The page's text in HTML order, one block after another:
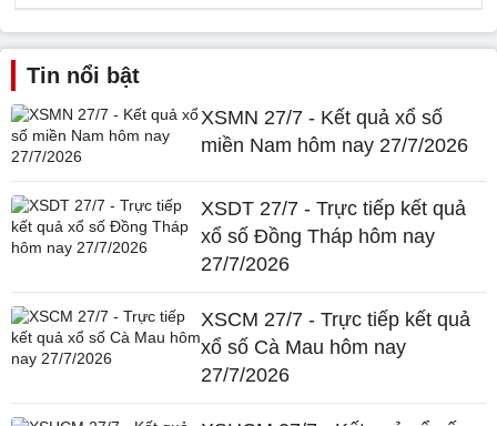
Tin nổi bật
XSMN 27/7 - Kết quả xổ số
miền Nam hôm nay 27/7/2026
XSDT 27/7 - Trực tiếp kết quả
xổ số Đồng Tháp hôm nay
27/7/2026
XSCM 27/7 - Trực tiếp kết quả
xổ số Cà Mau hôm nay
27/7/2026